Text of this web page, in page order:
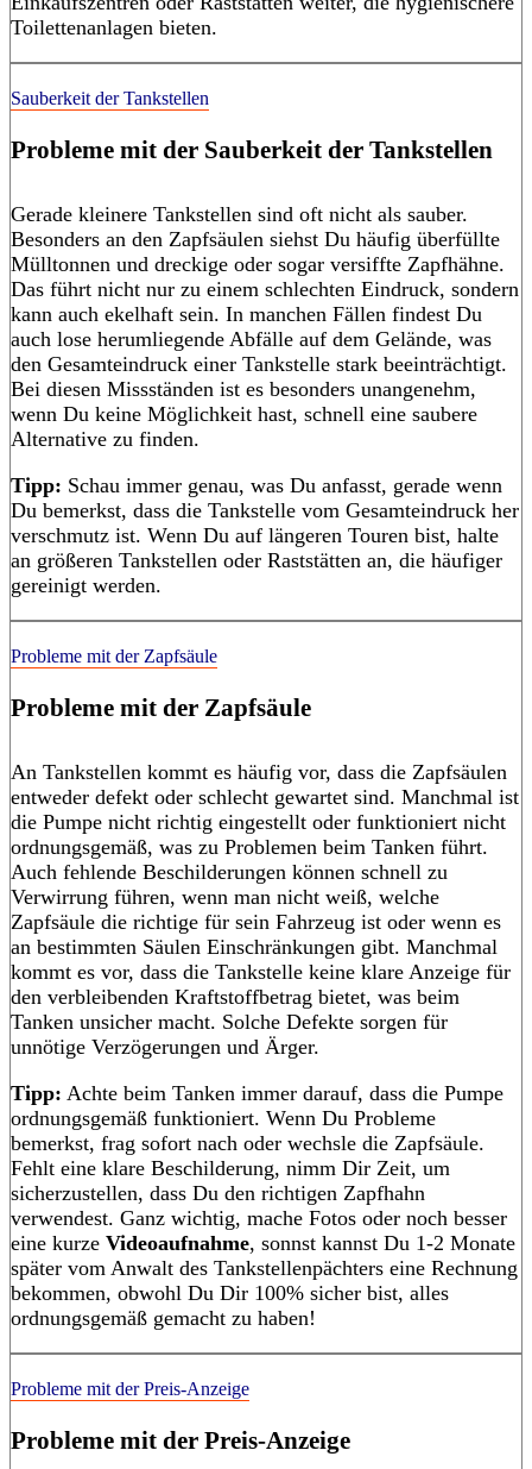
Toilettenanlagen bieten.
Sauberkeit der Tankstellen
Probleme mit der Sauberkeit der Tankstellen
Gerade kleinere Tankstellen sind oft nicht als sauber.
Besonders an den Zapfsäulen siehst Du häufig überfüllte
Mülltonnen und dreckige oder sogar versiffte Zapfhähne.
Das führt nicht nur zu einem schlechten Eindruck, sondern
kann auch ekelhaft sein. In manchen Fällen findest Du
auch lose herumliegende Abfälle auf dem Gelände, was
den Gesamteindruck einer Tankstelle stark beeinträchtigt.
Bei diesen Missständen ist es besonders unangenehm,
wenn Du keine Möglichkeit hast, schnell eine saubere
Alternative zu finden.
Tipp: Schau immer genau, was Du anfasst, gerade wenn
Du bemerkst, dass die Tankstelle vom Gesamteindruck her
verschmutz ist. Wenn Du auf längeren Touren bist, halte
an größeren Tankstellen oder Raststätten an, die häufiger
gereinigt werden.
Probleme mit der Zapfsäule
Probleme mit der Zapfsäule
An Tankstellen kommt es häufig vor, dass die Zapfsäulen
entweder defekt oder schlecht gewartet sind. Manchmal ist
die Pumpe nicht richtig eingestellt oder funktioniert nicht
ordnungsgemäß, was zu Problemen beim Tanken führt.
Auch fehlende Beschilderungen können schnell zu
Verwirrung führen, wenn man nicht weiß, welche
Zapfsäule die richtige für sein Fahrzeug ist oder wenn es
an bestimmten Säulen Einschränkungen gibt. Manchmal
kommt es vor, dass die Tankstelle keine klare Anzeige für
den verbleibenden Kraftstoffbetrag bietet, was beim
Tanken unsicher macht. Solche Defekte sorgen für
unnötige Verzögerungen und Ärger.
Tipp: Achte beim Tanken immer darauf, dass die Pumpe
ordnungsgemäß funktioniert. Wenn Du Probleme
bemerkst, frag sofort nach oder wechsle die Zapfsäule.
Fehlt eine klare Beschilderung, nimm Dir Zeit, um
sicherzustellen, dass Du den richtigen Zapfhahn
verwendest. Ganz wichtig, mache Fotos oder noch besser
eine kurze Videoaufnahme, sonnst kannst Du 1-2 Monate
später vom Anwalt des Tankstellenpächters eine Rechnung
bekommen, obwohl Du Dir 100% sicher bist, alles
ordnungsgemäß gemacht zu haben!
Probleme mit der Preis-Anzeige
Probleme mit der Preis-Anzeige